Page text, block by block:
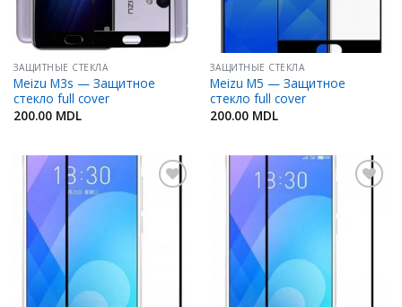
ЗАЩИТНЫЕ СТЕКЛА
Meizu M3s — Защитное
стекло full cover
200.00 MDL
ЗАЩИТНЫЕ СТЕКЛА
Meizu M5 — Защитное
стекло full cover
200.00 MDL
Добавить